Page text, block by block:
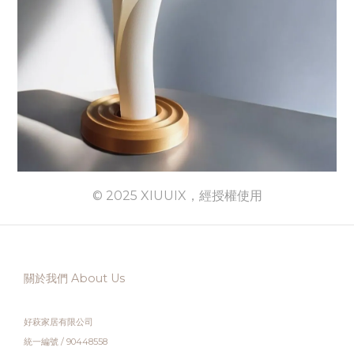
© 2025 XIUUIX，經授權使用
關於我們 About Us
好萩家居有限公司
統一編號 / 90448558